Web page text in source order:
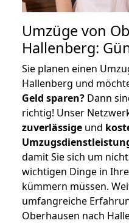
Umzüge von
Hallenberg:
Sie planen einen
Hallenberg und
Geld sparen? Dann
richtig! Unser
zuverlässige und
damit Sie sich um
wichtigen Dinge in
kümmern müssen.
umfangreiche
Oberhausen nach